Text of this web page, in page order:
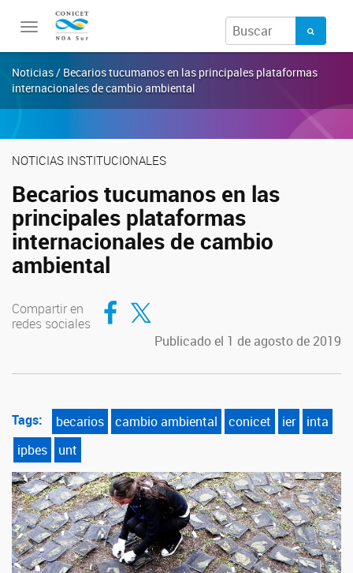
Toggle
navigation
Noticias / Becarios tucumanos en las principales plataformas
internacionales de cambio ambiental
NOTICIAS INSTITUCIONALES
Becarios tucumanos en las
principales plataformas
internacionales de cambio
ambiental
Compartir en
redes sociales
Compartir en Facebook
Compartir en Twitter
Publicado el 1 de agosto de 2019
Tags: becarios cambio ambiental conicet ier
inta
ipbes
unt